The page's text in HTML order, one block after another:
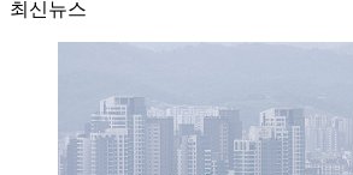
최신뉴스